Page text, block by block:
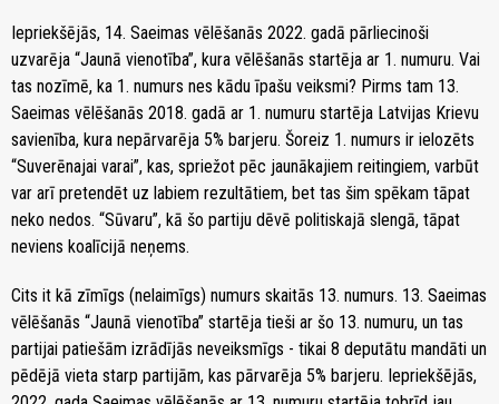
Iepriekšējās, 14. Saeimas vēlēšanās 2022. gadā pārliecinoši
uzvarēja “Jaunā vienotība”, kura vēlēšanās startēja ar 1. numuru. Vai
tas nozīmē, ka 1. numurs nes kādu īpašu veiksmi? Pirms tam 13.
Saeimas vēlēšanās 2018. gadā ar 1. numuru startēja Latvijas Krievu
savienība, kura nepārvarēja 5% barjeru. Šoreiz 1. numurs ir ielozēts
“Suverēnajai varai”, kas, spriežot pēc jaunākajiem reitingiem, varbūt
var arī pretendēt uz labiem rezultātiem, bet tas šim spēkam tāpat
neko nedos. “Sūvaru”, kā šo partiju dēvē politiskajā slengā, tāpat
neviens koalīcijā neņems.
Cits it kā zīmīgs (nelaimīgs) numurs skaitās 13. numurs. 13. Saeimas
vēlēšanās “Jaunā vienotība” startēja tieši ar šo 13. numuru, un tas
partijai patiešām izrādījās neveiksmīgs - tikai 8 deputātu mandāti un
pēdējā vieta starp partijām, kas pārvarēja 5% barjeru. Iepriekšējās,